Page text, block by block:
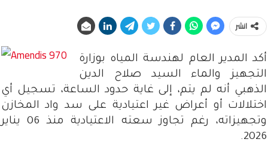
انشر
أكد المدير العام لهندسة المياه بوزارة
التجهيز والماء السيد صلاح الدين
الذهبي أنه لم يتم، إلى غاية حدود الساعة، تسجيل أي
اختلالات أو أعراض غير اعتيادية على سد واد المخازن
وتجهيزاته، رغم تجاوز سعته الاعتيادية منذ 06 يناير
2026.